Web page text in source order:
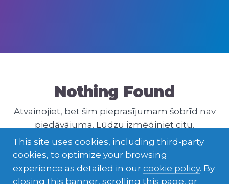
Nothing Found
Atvainojiet, bet šim pieprasījumam šobrīd nav
piedāvājuma. Lūdzu izmēģiniet citu.
This site uses cookies, including third-party
cookies, to optimize your browsing
experience as detailed in our cookie policy. By
closing this banner, scrolling this page, or